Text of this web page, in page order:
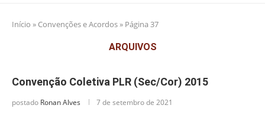
Início » Convenções e Acordos» Página 37
ARQUIVOS
Convenção Coletiva PLR (Sec/Cor) 2015
postado Ronan Alves 7 de setembro de 2021